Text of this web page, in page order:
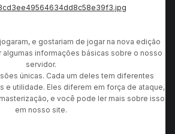
e gostariam de jogar na nova edição
algumas informações básicas sobre o nosso
servidor.
únicas. Cada um deles tem diferentes
e utilidade. Eles diferem em força de ataque,
e você pode ler mais sobre isso
em nosso site.